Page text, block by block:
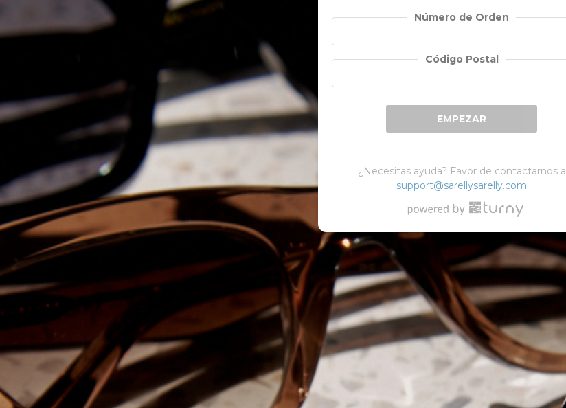
Número de Orden
Código Postal
EMPEZAR
¿Necesitas ayuda? Favor de contactarnos a
support@sarellysarelly.com